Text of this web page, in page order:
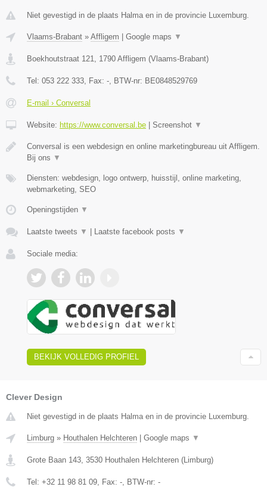
Niet gevestigd in de plaats Halma en in de provincie Luxemburg.
Vlaams-Brabant » Affligem | Google maps ▼
Boekhoutstraat 121 1790 Affligem (Vlaams-Brabant)
Tel: 053 222 333 , Fax: - , BTW-nr: BE0848529769
E-mail › Conversal
Website: https://www.conversal.be | Screenshot ▼
Conversal is een webdesign en online marketingbureau uit Affligem.
Bij ons ▼
Diensten: webdesign, logo ontwerp, huisstijl, online marketing,
webmarketing, SEO
Openingstijden ▼
Laatste tweets ▼ | Laatste facebook posts ▼
Sociale media:
BEKIJK VOLLEDIG PROFIEL
Clever Design
Niet gevestigd in de plaats Halma en in de provincie Luxemburg.
Limburg » Houthalen Helchteren Google maps ▼
Grote Baan 143, 3530 Houthalen Helchteren (Limburg)
Tel: +32 11 98 81 09, Fax: -, BTW-nr: -